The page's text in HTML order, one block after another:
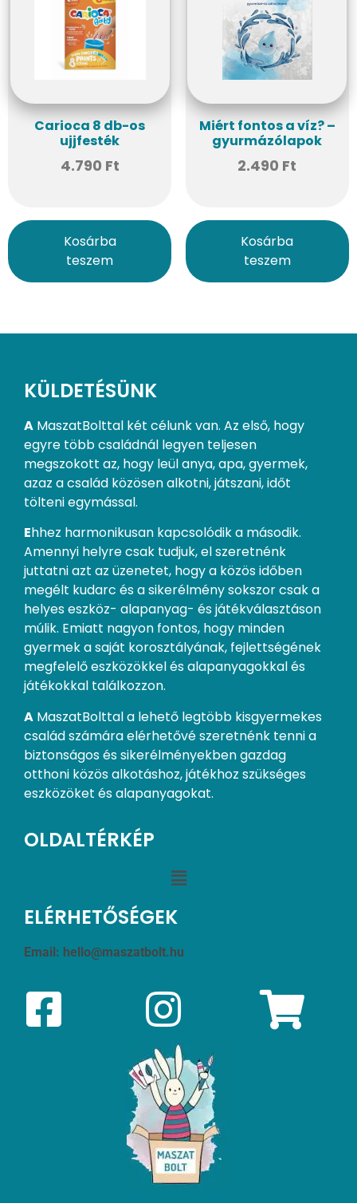
Carioca 8 db-os
ujjfesték
4.790 Ft
Kosárba
teszem
Miért fontos a víz? –
gyurmázólapok
2.490 Ft
Kosárba
teszem
KÜLDETÉSÜNK
A MaszatBolttal két célunk van. Az első, hogy
egyre több családnál legyen teljesen
megszokott az, hogy leül anya, apa, gyermek,
azaz a család közösen alkotni, játszani, időt
tölteni egymással.
Ehhez harmonikusan kapcsolódik a második.
Amennyi helyre csak tudjuk, el szeretnénk
juttatni azt az üzenetet, hogy a közös időben
megélt kudarc és a sikerélmény sokszor csak a
helyes eszköz- alapanyag- és játékválasztáson
múlik. Emiatt nagyon fontos, hogy minden
gyermek a saját korosztályának, fejlettségének
megfelelő eszközökkel és alapanyagokkal és
játékokkal találkozzon.
A MaszatBolttal a lehető legtöbb kisgyermekes
család számára elérhetővé szeretnénk tenni a
biztonságos és sikerélményekben gazdag
otthoni közös alkotáshoz, játékhoz szükséges
eszközöket és alapanyagokat.
OLDALTÉRKÉP
ELÉRHETŐSÉGEK
Email: hello@maszatbolt.hu